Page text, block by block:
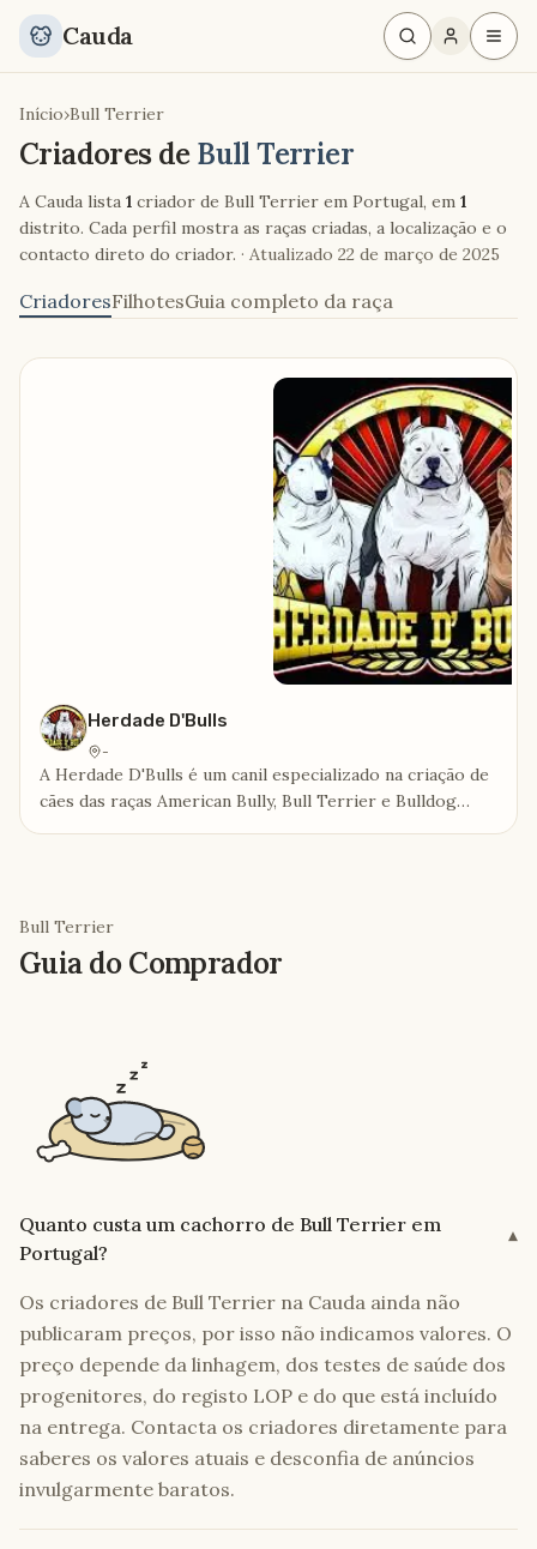
Cauda
Início›Bull Terrier
Criadores de Bull Terrier
A Cauda lista 1 criador de Bull Terrier em Portugal, em 1
distrito. Cada perfil mostra as raças criadas, a localização e o
contacto direto do criador. · Atualizado 22 de março de 2025
CriadoresFilhotesGuia completo da raça
Herdade D'Bulls
-
A Herdade D'Bulls é um canil especializado na criação de
cães das raças American Bully, Bull Terrier e Bulldog
Bull Terrier
Guia do Comprador
Quanto custa um cachorro de Bull Terrier em
Portugal?
▾
Os criadores de Bull Terrier na Cauda ainda não
publicaram preços, por isso não indicamos valores. O
preço depende da linhagem, dos testes de saúde dos
progenitores, do registo LOP e do que está incluído
na entrega. Contacta os criadores diretamente para
saberes os valores atuais e desconfia de anúncios
invulgarmente baratos.